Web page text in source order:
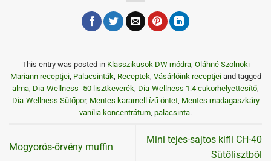
This entry was posted in Klasszikusok DW módra, Oláhné Szolnoki
Mariann receptjei, Palacsinták Receptek Vásárlóink receptjeiand tagged
alma Dia-Wellness -50 lisztkeverék Dia-Wellness 1:4 cukorhelyettesítő
Dia-Wellness Sütőpor, Mentes karamell ízű öntet, Mentes madagaszkáry
vanília koncentrátum palacsinta.
Mogyorós-örvény muffin
Mini tejes-sajtos kifli CH-40
Sütőlisztből